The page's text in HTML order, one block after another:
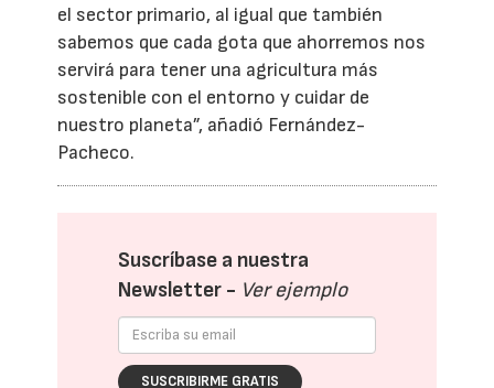
el sector primario, al igual que también
sabemos que cada gota que ahorremos nos
servirá para tener una agricultura más
sostenible con el entorno y cuidar de
nuestro planeta”, añadió Fernández-
Pacheco.
Suscríbase a nuestra
Newsletter - Ver ejemplo
SUSCRIBIRME GRATIS